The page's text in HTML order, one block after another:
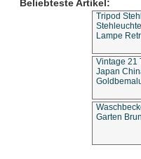
Beliebteste Artikel:
Tripod
Lampe
Vintage 21
Japan
Garten